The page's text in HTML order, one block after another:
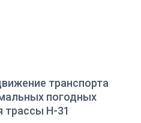
транспорта
погодных
трассы Н-31